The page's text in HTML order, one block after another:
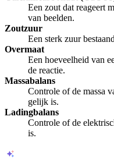
Een zout dat reageert
van beelden.
Zoutzuur
Een sterk zuur
Overmaat
Een hoeveelheid van
de reactie.
Massabalans
Controle of de massa
gelijk is.
Ladingbalans
Controle of de
is.